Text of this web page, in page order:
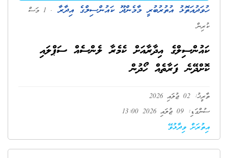
ހުވަދުއަތޮޅު އުތުރުބުރީ މާމެންދޫ ކައުންސިލްގެ އިދާރާ
. 1 މަސް
ކުރިން
ކައުންސިލްގެ އިދާރާއަށް ކެމެރާ ލެންސެއް ސަޕްލައި
ކޮށްދޭނެ ފަރާތެއް ހޯދުން
ތާރީޚު: 02 ޖުލައި 2026
ސުންގަޑި: 09 ޖުލައި 2026 13:00
އިތުރަށް ވިދާޅުވޭ